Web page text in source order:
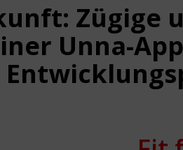
Zügige
Unna-